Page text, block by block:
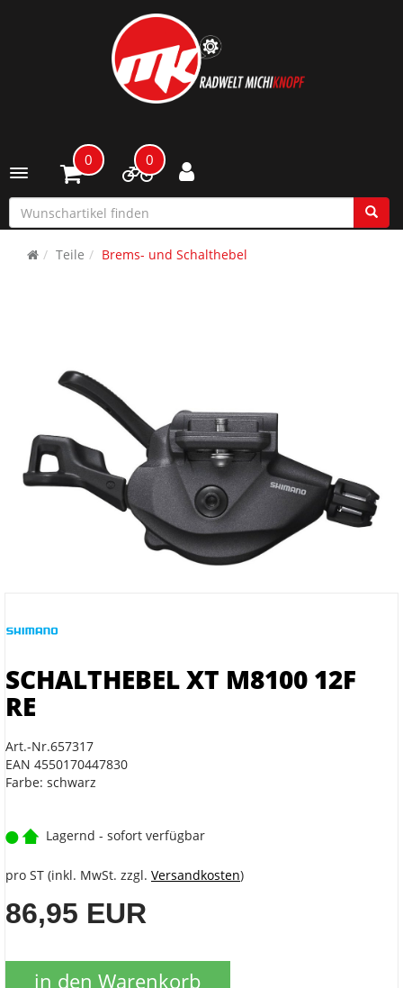
Toggle navigation
0 0
Teile Brems- und Schalthebel
SCHALTHEBEL XT M8100 12F
RE
Art.-Nr.657317
EAN 4550170447830
Farbe: schwarz
Lagernd - sofort verfügbar
pro ST (inkl. MwSt. zzgl. Versandkosten)
86,95 EUR
in den Warenkorb